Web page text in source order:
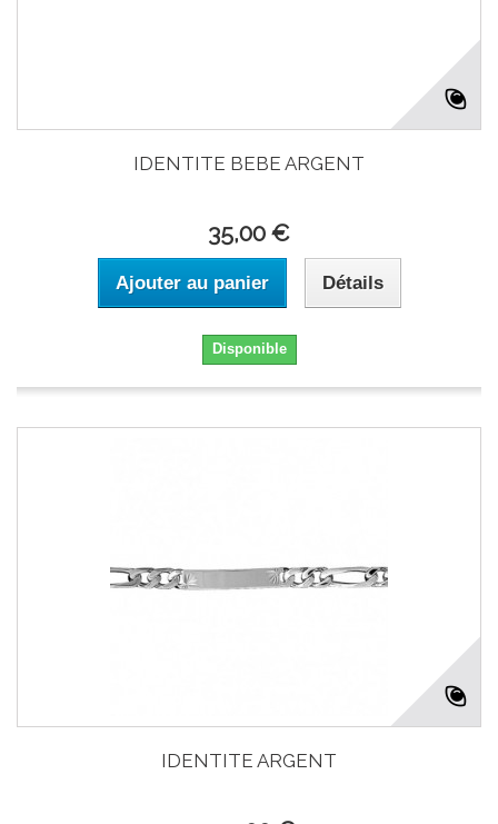
IDENTITE BEBE ARGENT
35,00 €
Ajouter au panier Détails
Disponible
IDENTITE ARGENT